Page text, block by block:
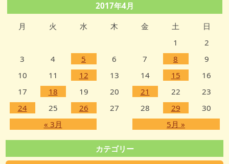
2017年4月
月
火 水 木 金 土 日
« 3月 5月 »
1
2
3
4 5 6 7 8
9
10
11 12 13 14 15
16
17
18 19 20 21 22
23
24
25 26 27 28 29 30
カテゴリー